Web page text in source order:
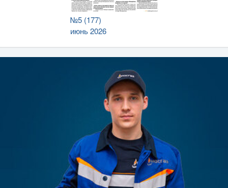
№5 (177)
июнь 2026